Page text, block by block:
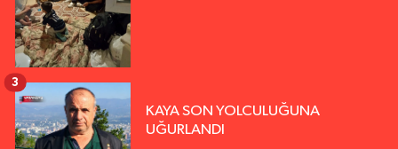
KAYA SON YOLCULUĞUNA
UĞURLANDI
3